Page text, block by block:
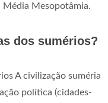
Média Mesopotâmia.
dos sumérios?
A civilização suméria
política (cidades-